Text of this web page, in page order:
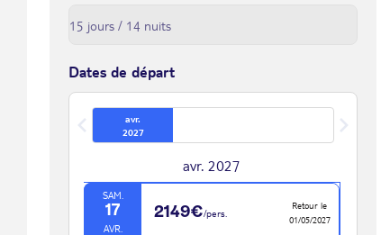
Dates de départ
avr.
2027
avr. 2027
SAM.
17
AVR.
2149€/pers.
Retour le
01/05/2027